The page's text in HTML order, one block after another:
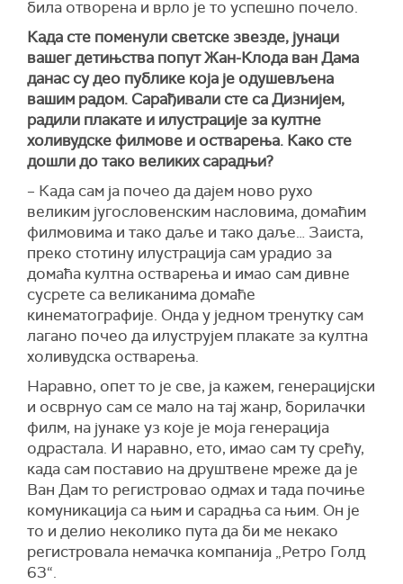
била отворена и врло је то успешно почело.
Када сте поменули светске звезде, јунаци
вашег детињства попут Жан-Клода ван Дама
данас су део публике која је одушевљена
вашим радом. Сарађивали сте са Дизнијем,
радили плакате и илустрације за култне
холивудске филмове и остварења. Како сте
дошли до тако великих сарадњи?
– Када сам ја почео да дајем ново рухо
великим југословенским насловима, домаћим
филмовима и тако даље и тако даље… Заиста,
преко стотину илустрација сам урадио за
домаћа култна остварења и имао сам дивне
сусрете са великанима домаће
кинематографије. Онда у једном тренутку сам
лагано почео да илуструјем плакате за култна
холивудска остварења.
Наравно, опет то је све, ја кажем, генерацијски
и осврнуо сам се мало на тај жанр, борилачки
филм, на јунаке уз које је моја генерација
одрастала. И наравно, ето, имао сам ту срећу,
када сам поставио на друштвене мреже да је
Ван Дам то регистровао одмах и тада почиње
комуникација са њим и сарадња са њим. Он је
то и делио неколико пута да би ме некако
регистровала немачка компанија „Ретро Голд
63“.